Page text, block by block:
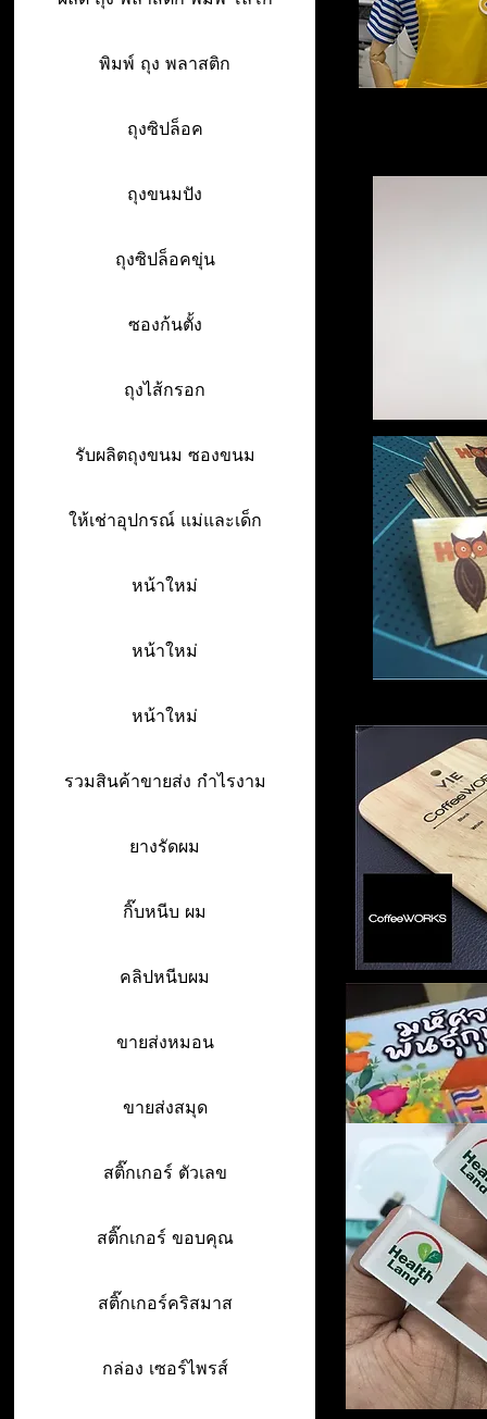
พิมพ์ ถุง พลาสติก
ถุงซิปล็อค
ถุงขนมปัง
ถุงซิปล็อคขุ่น
ซองก้นตั้ง
ถุงไส้กรอก
รับผลิตถุงขนม ซองขนม
ให้เช่าอุปกรณ์ แม่และเด็ก
หน้าใหม่
หน้าใหม่
หน้าใหม่
รวมสินค้าขายส่ง กำไรงาม
ยางรัดผม
กิ๊บหนีบ ผม
คลิปหนีบผม
ขายส่งหมอน
ขายส่งสมุด
สติ๊กเกอร์ ตัวเลข
สติ๊กเกอร์ ขอบคุณ
สติ๊กเกอร์คริสมาส
กล่อง เซอร์ไพรส์